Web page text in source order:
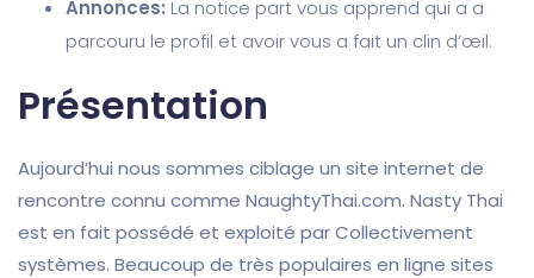
Annonces: La notice part vous apprend qui a a
parcouru le profil et avoir vous a fait un clin d’œil.
Présentation
Aujourd’hui nous sommes ciblage un site internet de
rencontre connu comme NaughtyThai.com. Nasty Thai
est en fait possédé et exploité par Collectivement
systèmes. Beaucoup de très populaires en ligne sites